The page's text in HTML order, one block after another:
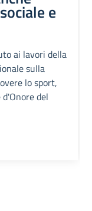
e
ai lavori della
sulla
lo sport,
del